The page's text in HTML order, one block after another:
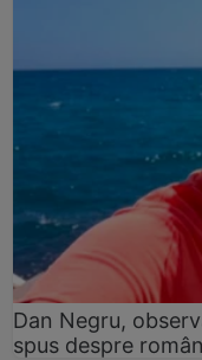
Dan Negru,
spus despre